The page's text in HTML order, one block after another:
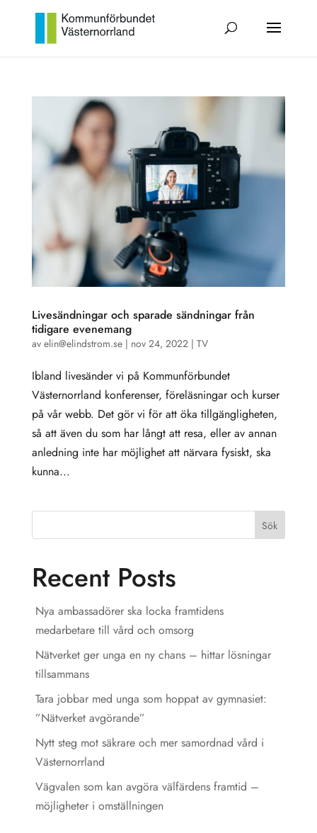
Livesändningar och sparade sändningar från
tidigare evenemang
av elin@elindstrom.se| nov 24, 2022| TV
Ibland livesänder vi på Kommunförbundet
Västernorrland konferenser, föreläsningar och kurser
på vår webb. Det gör vi för att öka tillgängligheten,
så att även du som har långt att resa, eller av annan
anledning inte har möjlighet att närvara fysiskt, ska
kunna...
Sök
Recent Posts
Nya ambassadörer ska locka framtidens
medarbetare till vård och omsorg
Nätverket ger unga en ny chans – hittar lösningar
tillsammans
Tara jobbar med unga som hoppat av gymnasiet:
”Nätverket avgörande”
Nytt steg mot säkrare och mer samordnad vård i
Västernorrland
Vägvalen som kan avgöra välfärdens framtid –
möjligheter i omställningen